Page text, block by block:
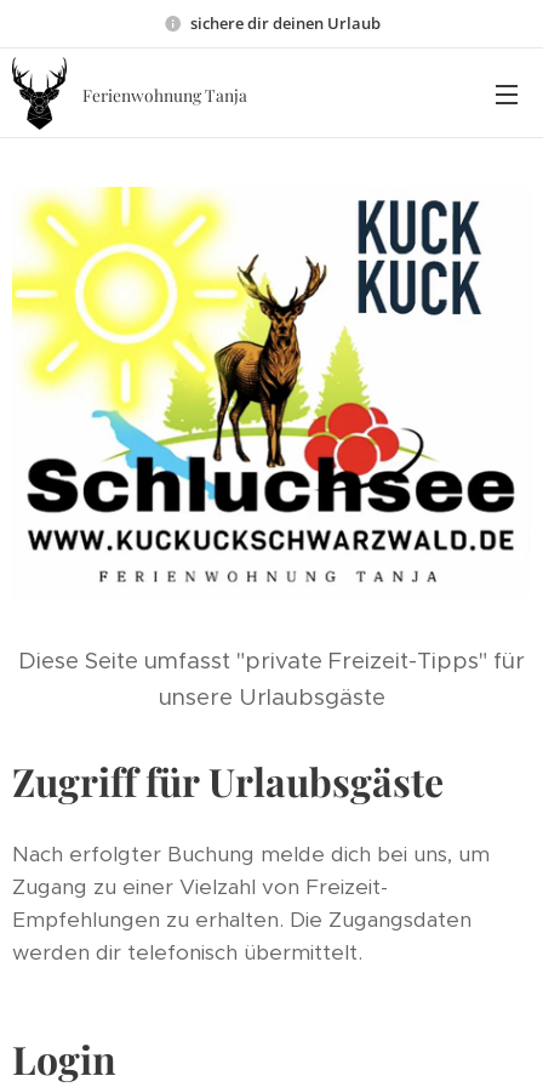
sichere dir deinen Urlaub
Ferienwohnung Tanja
Diese Seite umfasst "private Freizeit-Tipps" für
unsere Urlaubsgäste
Zugriff für Urlaubsgäste
Nach erfolgter Buchung melde dich bei uns, um
Zugang zu einer Vielzahl von Freizeit-
Empfehlungen zu erhalten. Die Zugangsdaten
werden dir telefonisch übermittelt.
Login